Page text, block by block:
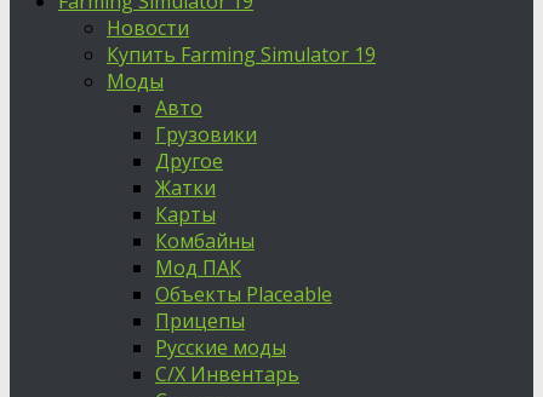
Новости
Купить Farming Simulator 19
Моды
Авто
Грузовики
Другое
Жатки
Карты
Комбайны
Мод ПАК
Объекты Placeable
Прицепы
Русские моды
С/Х Инвентарь